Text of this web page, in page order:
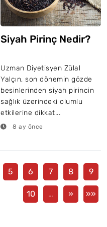
Siyah Pirinç Nedir?
Uzman Diyetisyen Zülal
Yalçın, son dönemin gözde
besinlerinden siyah pirincin
sağlık üzerindeki olumlu
etkilerine dikkat...
8 ay önce
5 6 7 8 9
10 … » »»